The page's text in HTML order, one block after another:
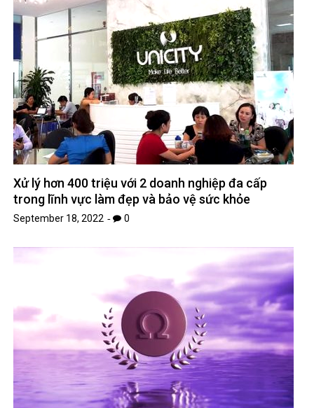
Xử lý hơn 400 triệu với 2 doanh nghiệp đa cấp
trong lĩnh vực làm đẹp và bảo vệ sức khỏe
September 18, 2022 0